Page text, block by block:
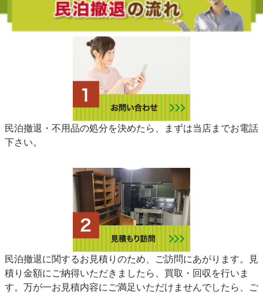
民泊撤退・不用品の処分を決めたら、まずは当店までお電話
下さい。
民泊撤退に関するお見積りのため、ご訪問にあがります。見
積り金額にご納得いただきましたら、買取・回収を行いま
す。万が一お見積内容にご満足いただけませんでしたら、ご